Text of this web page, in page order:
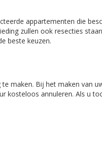
appartementen die
zullen ook resecties
beste keuzen.
maken. Bij het maken van
kosteloos annuleren. Als u